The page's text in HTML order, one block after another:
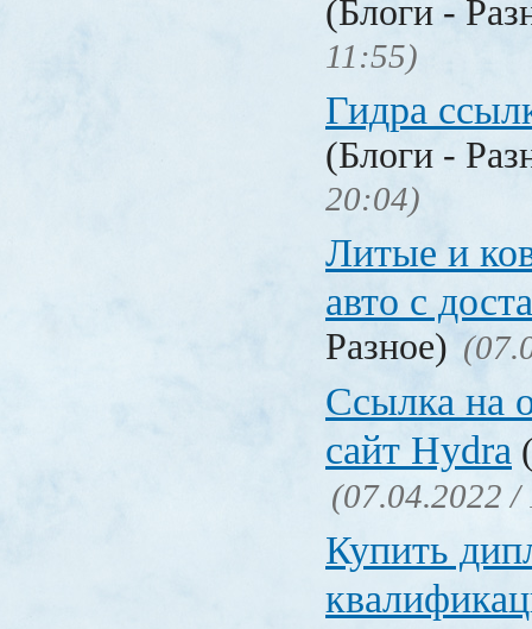
(Блоги -
11:55)
Гидра
(Блоги -
20:04)
Литые и
авто с
Разное)
Ссылка на
сайт Hydra
(07.04.2022 /
Купить